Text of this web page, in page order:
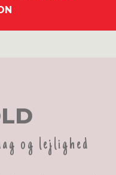
og lejlighed